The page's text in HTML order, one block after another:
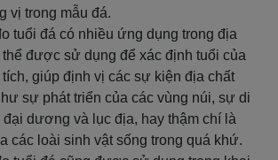
vị trong mẫu đá.
tuổi đá có nhiều ứng dụng trong địa
được sử dụng để xác định tuổi của
giúp định vị các sự kiện địa chất
sự phát triển của các vùng núi, sự di
dương và lục địa, hay thậm chí là
các loài sinh vật sống trong quá khứ.